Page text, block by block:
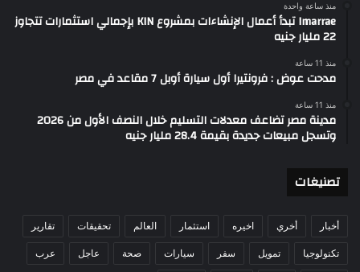
منذ ساعة واحدة
Imarrae تبدأ أعمال الإنشاءات بمشروع KIN بإجمالي استثمارات تتجاوز
22 مليار جنيه
منذ 11 ساعة
مدحت عوض : فرونتيرا أول سيارة أوبل 7 مقاعد في مصر
منذ 11 ساعة
مدينة مصر تضاعف معدلات التسليم خلال النصف الأول من 2026
وتسجل مبيعات جديدة بقيمة 28.4 مليار جنيه
تصنيغات
أخبار أخري اخيره استثمار العالم تحقيقات تقارير
تكنولوجيا تمويل سفر سيارات صحة عاجل عرب